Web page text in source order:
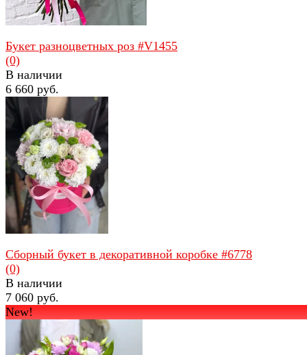
избранное сравнить
Букет разноцветных роз #V1455
(0)
В наличии
6 660 руб.
Сборный букет в декоративной коробке #6778
(0)
В наличии
7 060 руб.
New!